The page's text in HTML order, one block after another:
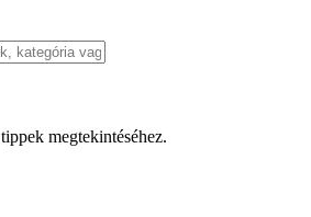
megtekintéséhez.